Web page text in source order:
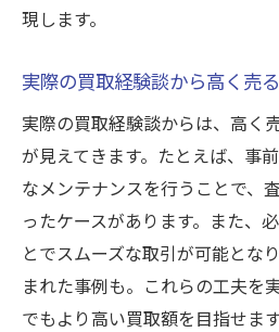
環境や文化に着目した
実例から学ぶ北杜市での
北杜市で賢く買取を
実例を活用した北杜
北杜市の買取体験談
買取実例を基にした
北杜市の事例からみる
現します。
実際の買取経験談から高く売
実際の買取経験談からは、高く
が見えてきます。たとえば、事
なメンテナンスを行うことで、
ったケースがあります。また、
とでスムーズな取引が可能とな
まれた事例も。これらの工夫を
でもより高い買取額を目指せます